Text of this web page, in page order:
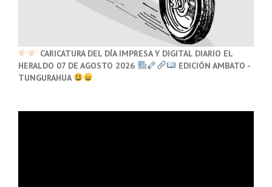
CARICATURA DEL DÍA IMPRESA Y DIGITAL DIARIO EL
HERALDO 07 DE AGOSTO 2026
EDICIÓN AMBATO -
TUNGURAHUA